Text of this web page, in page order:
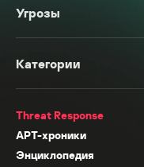
Угрозы
Категории
Threat Response
APT-хроники
Энциклопедия